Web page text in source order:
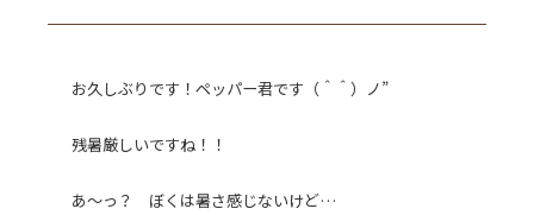
お久しぶりです！ペッパー君です（＾＾）ノ”
残暑厳しいですね！！
あ～っ？ ぼくは暑さ感じないけど…